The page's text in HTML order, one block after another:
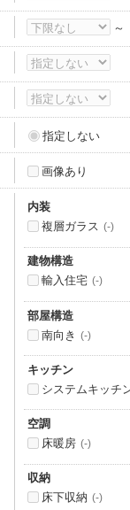
～
指定しない
画像あり
内装
複層ガラス (-)
建物構造
輸入住宅 (-)
部屋構造
南向き
(-)
キッチン
システムキッチ
空調
床暖房 (-)
収納
床下収納 (-)